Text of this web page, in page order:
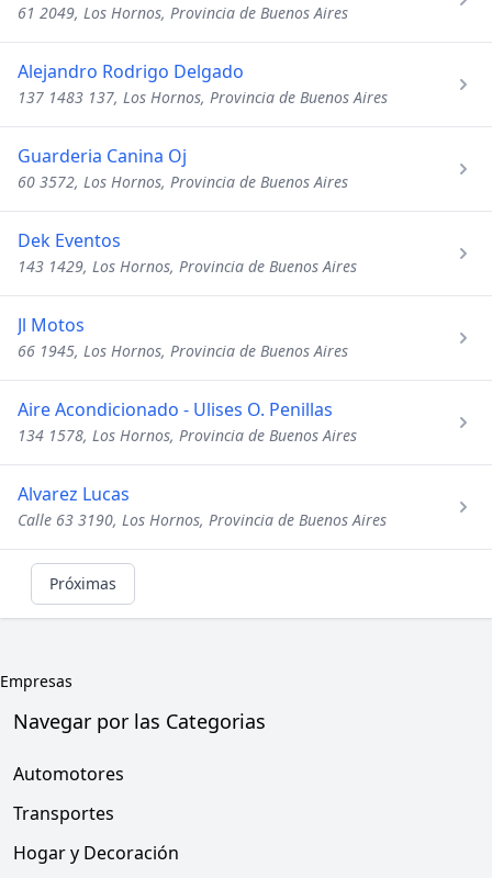
61 2049, Los Hornos, Provincia de Buenos Aires
Alejandro Rodrigo Delgado
137 1483 137, Los Hornos, Provincia de Buenos Aires
Guarderia Canina Oj
60 3572, Los Hornos, Provincia de Buenos Aires
Dek Eventos
143 1429, Los Hornos, Provincia de Buenos Aires
Jl Motos
66 1945, Los Hornos, Provincia de Buenos Aires
Aire Acondicionado - Ulises O. Penillas
134 1578, Los Hornos, Provincia de Buenos Aires
Alvarez Lucas
Calle 63 3190, Los Hornos, Provincia de Buenos Aires
Próximas
Empresas
Navegar por las Categorias
Automotores
Transportes
Hogar y Decoración